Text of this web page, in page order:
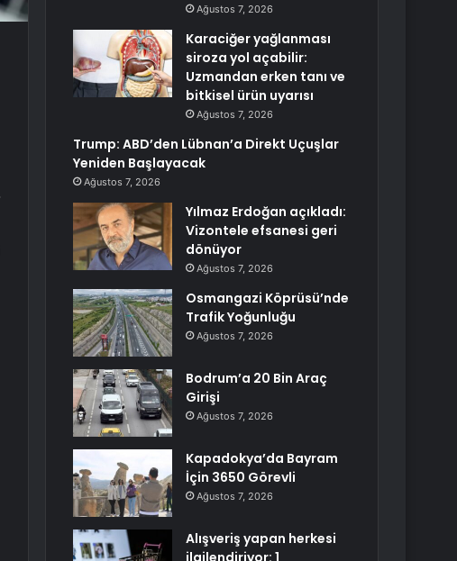
Ağustos 7, 2026
Karaciğer yağlanması
siroza yol açabilir:
Uzmandan erken tanı ve
bitkisel ürün uyarısı
Ağustos 7, 2026
Trump: ABD’den Lübnan’a Direkt Uçuşlar
Yeniden Başlayacak
Ağustos 7, 2026
Yılmaz Erdoğan açıkladı:
Vizontele efsanesi geri
dönüyor
Ağustos 7, 2026
Osmangazi Köprüsü’nde
Trafik Yoğunluğu
Ağustos 7, 2026
Bodrum’a 20 Bin Araç
Girişi
Ağustos 7, 2026
Kapadokya’da Bayram
İçin 3650 Görevli
Ağustos 7, 2026
Alışveriş yapan herkesi
ilgilendiriyor: 1